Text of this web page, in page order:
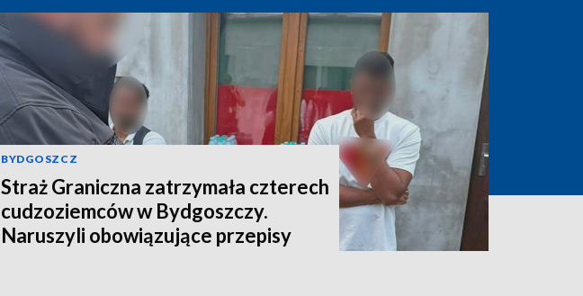
BYDGOSZCZ
Straż Graniczna zatrzymała czterech
cudzoziemców w Bydgoszczy.
Naruszyli obowiązujące przepisy